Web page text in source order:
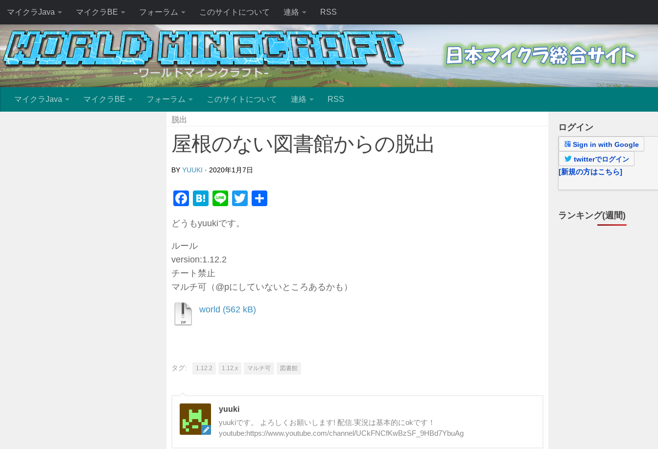
マイクラJava マイクラBE フォーラム このサイトについて 連絡 RSS
マイクラJava マイクラBE フォーラム このサイトについて 連絡 RSS
脱出
屋根のない図書館からの脱出
BY YUUKI · 2020年1月7日
Facebook
Hatena
LineTwitter
どうもyuukiです。
ルール
version:1.12.2
チート禁止
マルチ可（@pにしていないところあるかも）
world
タグ: 1.12.2 1.12.x マルチ可 図書館
yuuki
yuukiです。 よろしくお願いします! 配信.実況は基本的にokです！
youtube:https://www.youtube.com/channel/UCkFNCfKwBzSF_9HBd7YbuAg
ログイン
Sign in with Google
twitterでログイン
[新規の方はこちら]
ランキング(週間)